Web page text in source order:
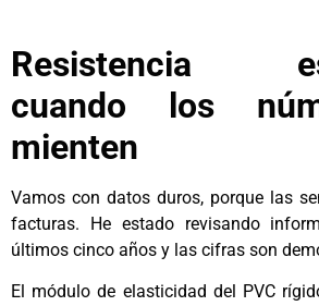
Resistencia
cuando los
mienten
Vamos con datos duros, porque las
facturas. He estado revisando
últimos cinco años y las cifras son
El módulo de elasticidad del PVC